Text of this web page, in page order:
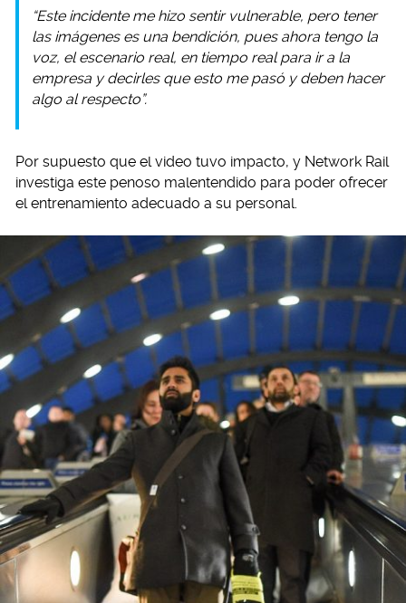
“Este incidente me hizo sentir vulnerable, pero tener
las imágenes es una bendición, pues ahora tengo la
voz, el escenario real, en tiempo real para ir a la
empresa y decirles que esto me pasó y deben hacer
algo al respecto”.
Por supuesto que el video tuvo impacto, y Network Rail
investiga este penoso malentendido para poder ofrecer
el entrenamiento adecuado a su personal.